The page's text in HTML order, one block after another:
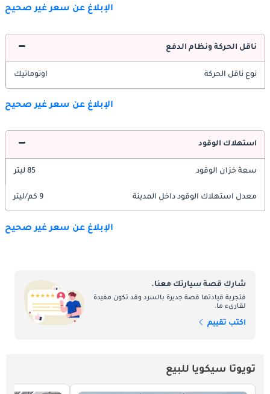
الإبلاغ عن سعر غير صحيح
ناقل الحركة ونظام الدفع
نوع ناقل الحركة اوتوماتيك
الإبلاغ عن سعر غير صحيح
استهلاك الوقود
سعة خزان الوقود 85 ليتر
معدل استهلاك الوقود داخل المدينة 9 كم/ليتر
الإبلاغ عن سعر غير صحيح
شارك قصة سيارتك معنا.
فتجربة قيادتها قصة جديرة بالسرد وقد تكون مفيدة
لقارىء ما.
اكتب تقييم
تويوتا سيكويا للبيع